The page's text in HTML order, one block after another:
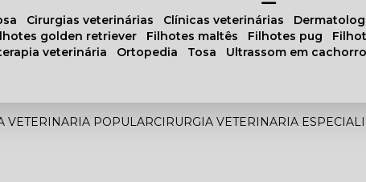
cirurgias veterinárias clínicas veterinárias
golden retriever filhotes maltês filhotes pug
veterinária ortopedia tosa ultrassom em
VETERINARIA POPULARCIRURGIA VETERINARIA